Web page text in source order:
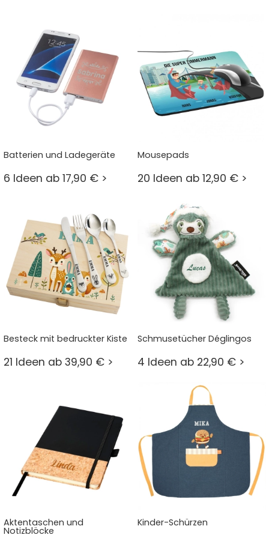
Batterien und Ladegeräte
6 Ideen ab 17,90 € >
Mousepads
20 Ideen ab 12,90 € >
Besteck mit bedruckter Kiste
21 Ideen ab 39,90 € >
Schmusetücher Déglingos
4 Ideen ab 22,90 € >
Aktentaschen und
Notizblöcke
Kinder-Schürzen